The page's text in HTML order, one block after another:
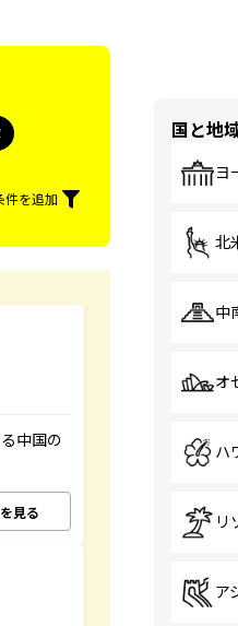
件を追加
中国の
見る
国と地
ヨ
北
中
オ
ハ
リ
ア